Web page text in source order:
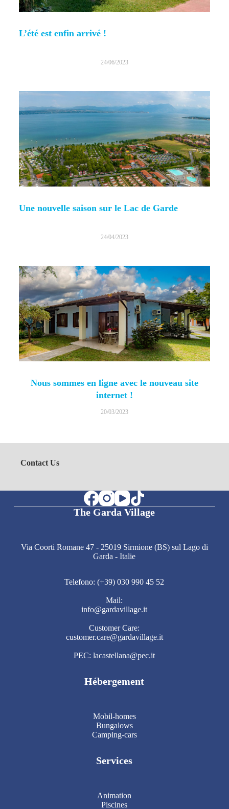
L’été est enfin arrivé !
24/06/2023
Une nouvelle saison sur le Lac de Garde
24/04/2023
Nous sommes en ligne avec le nouveau site
internet !
20/03/2023
Contact Us
The Garda Village
Via Coorti Romane 47 - 25019 Sirmione (BS) sul Lago di
Garda - Italie
Telefono: (+39) 030 990 45 52
Mail:
info@gardavillage.it
Customer Care:
customer.care@gardavillage.it
PEC: lacastellana@pec.it
Hébergement
Mobil-homes
Bungalows
Camping-cars
Services
Animation
Piscines